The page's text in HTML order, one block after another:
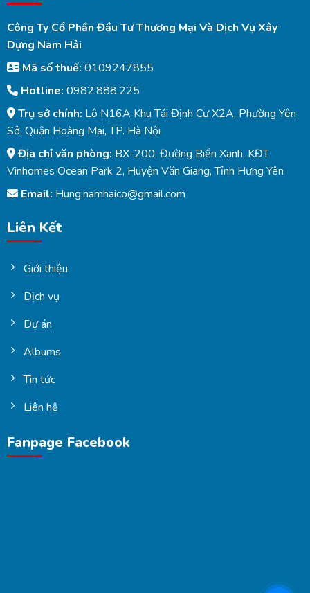
Công Ty Cổ Phần Đầu Tư Thương Mại Và Dịch Vụ Xây
Dựng Nam Hải
Mã số thuế: 0109247855
Hotline: 0982.888.225
Trụ sở chính: Lô N16A Khu Tái Định Cư X2A, Phường Yên
Sở, Quận Hoàng Mai, TP. Hà Nội
Địa chỉ văn phòng: BX-200, Đường Biển Xanh, KĐT
Vinhomes Ocean Park 2, Huyện Văn Giang, Tỉnh Hưng Yên
Email: Hung.namhaico@gmail.com
Liên Kết
Giới thiệu
Dịch vụ
Dự án
Albums
Tin tức
Liên hệ
Fanpage Facebook